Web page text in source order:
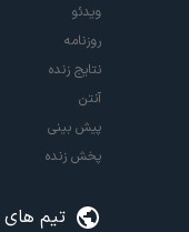
ویدئو
روزنامه
نتایج زنده
آنتن
پیش بینی
پخش زنده
تیم